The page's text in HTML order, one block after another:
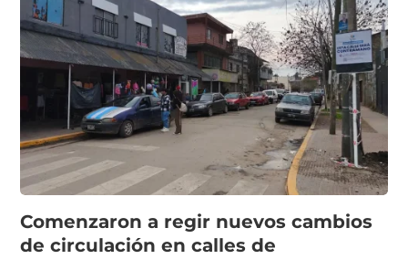
Comenzaron a regir nuevos cambios
de circulación en calles de